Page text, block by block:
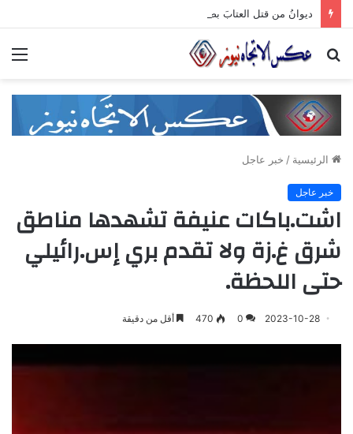
ديوانُ من قتل العتابَ بصمته.. ومضى خلف الأبوابِ يجرُّ ماضيه
بحث
الرئيسية / خبر عاجل
خبر عاجل
اشت.باكات عنيفة تشهدها مناطق
شرق غ.زة ولا تقدم بري إس.رائيلي
حتى اللحظة.
2023-10-28
0
470 أقل من دقيقة